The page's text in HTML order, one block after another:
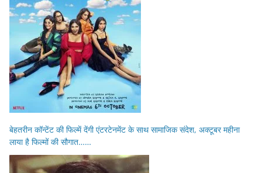
बेहतरीन कॉन्टेंट की फिल्में देंगी एंटरटेनमेंट के साथ सामाजिक संदेश, अक्टूबर महीना
लाया है फिल्मों की सौगात……